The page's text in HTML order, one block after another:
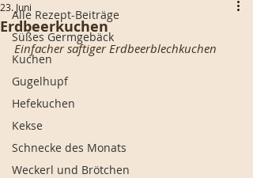
Alle Rezept-Beiträge
Süßes Germgebäck
Kuchen
Gugelhupf
Hefekuchen
Kekse
Schnecke des Monats
Weckerl und Brötchen
Erdbeerkuchen
23. Juni
Einfacher saftiger Erdbeerblechkuchen